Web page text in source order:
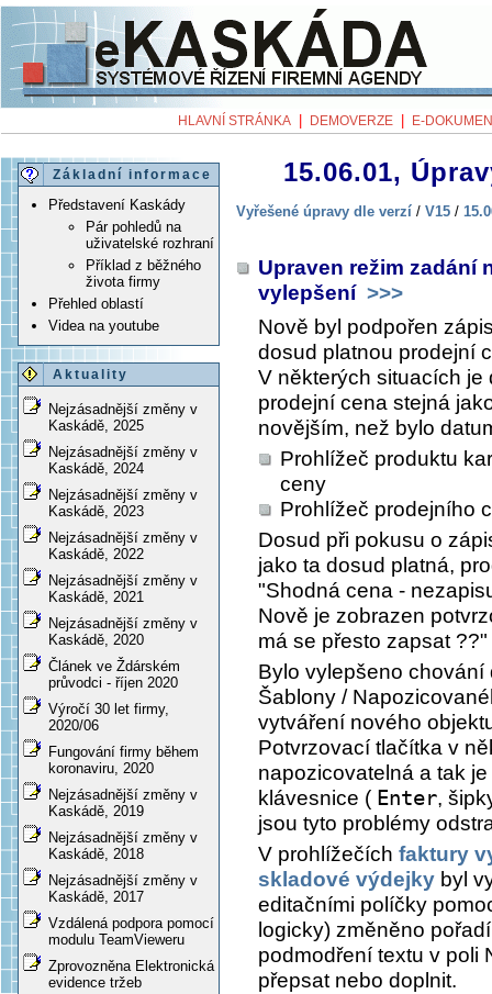
HLAVNÍ STRÁNKA DEMOVERZE E-
Základní informace
Představení Kaskády
Pár pohledů na
uživatelské rozhraní
Příklad z běžného
života firmy
Přehled oblastí
Videa na youtube
Aktuality
Nejzásadnější změny v
Kaskádě, 2025
Nejzásadnější změny v
Kaskádě, 2024
Nejzásadnější změny v
Kaskádě, 2023
Nejzásadnější změny v
Kaskádě, 2022
Nejzásadnější změny v
Kaskádě, 2021
Nejzásadnější změny v
Kaskádě, 2020
Článek ve Ždárském
průvodci - říjen 2020
Výročí 30 let firmy,
2020/06
Fungování firmy během
koronaviru, 2020
Nejzásadnější změny v
Kaskádě, 2019
Nejzásadnější změny v
Kaskádě, 2018
Nejzásadnější změny v
Kaskádě, 2017
Vzdálená podpora pomocí
modulu TeamVieweru
Zprovozněna Elektronická
evidence tržeb
15.06.01,
Vyřešené úpravy dle verzí / V15 /
Upraven režim zadání
vylepšení >>>
Nově byl podpořen
dosud platnou prodejní
V některých situacích
prodejní cena stejná
novějším, než bylo
Prohlížeč produktu
ceny
Prohlížeč prodejního
Dosud při pokusu o
jako ta dosud platná,
"Shodná cena -
Nově je zobrazen
má se přesto zapsat
Bylo vylepšeno
Šablony /
vytváření nového
Potvrzovací tlačítka v
napozicovatelná a tak
klávesnice ( Enter,
jsou tyto problémy
V prohlížečích faktury
skladové výdejky byl
editačními políčky
logicky) změněno
podmodření textu v poli
přepsat nebo doplnit.